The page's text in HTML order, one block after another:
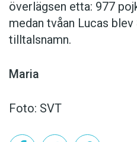
överlägsen etta: 977
medan tvåan Lucas
tilltalsnamn.
Maria
Foto: SVT